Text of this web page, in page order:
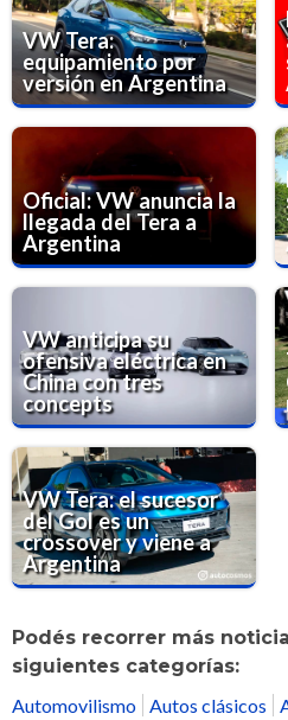
VW Tera:
equipamiento por
versión en Argentina
Oficial: VW anuncia la
llegada del Tera a
Argentina
VW anticipa su
ofensiva eléctrica en
China con tres
concepts
VW Tera: el sucesor
del Gol es un
crossover y viene a
Argentina
Podés recorrer más
siguientes categorías:
Automovilismo Autos clásicos